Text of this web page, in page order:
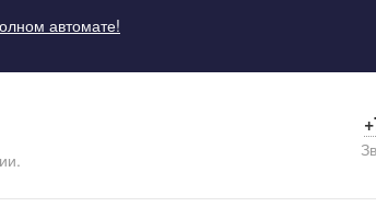
автомате!